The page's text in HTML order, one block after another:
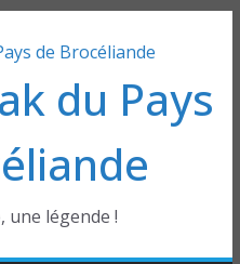
du Pays
une légende !